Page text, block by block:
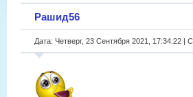
Рашид56
Дата: Четверг, 23 Сентября 2021, 17:34:22 |